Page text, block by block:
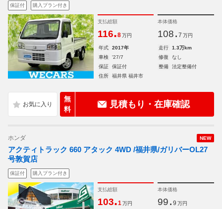
保証付 購入プラン付き
支払総額
116.8 万円
本体価格
108. 7 万円
年式 2017年 走行
1.3万km
車検
'27/7 修復
なし
保証
保証付 整備
法定整備付
住所
福井県 福井市
無
料
見積もり・在庫確認
NEW
ホンダ
アクティトラック 660 アタック 4WD /福井県/ガリバーOL27
号敦賀店
保証付 購入プラン付き
支払総額
103.1 万円
本体価格
99. 9 万円